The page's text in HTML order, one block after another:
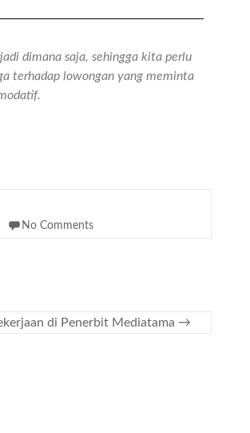
dimana saja, sehingga kita perlu
terhadap lowongan yang meminta
No Comments
di Penerbit Mediatama →